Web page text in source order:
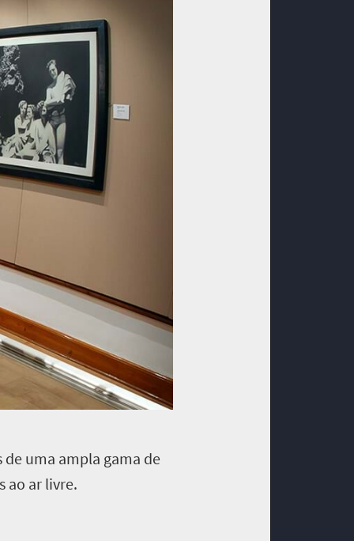
uma ampla gama de
ao ar livre.